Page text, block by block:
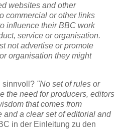
websites and other
commercial or other links
influence their BBC work
service or organisation.
not advertise or promote
organisation they might
sinnvoll? "No set of rules or
the need for producers, editors
that comes from
and a clear set of editorial and
in der Einleitung zu den